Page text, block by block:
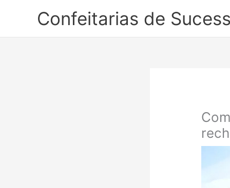
Confeitarias de